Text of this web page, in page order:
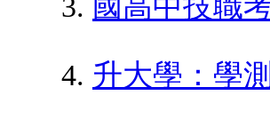
國高中技職
升大學：學測